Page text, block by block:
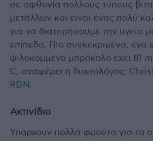
σε αφθονία πολλούς τύπους
μετάλλων και είναι ένας πολύ
για να διατηρήσουμε την υγεία
επίπεδα. Πιο συγκεκριμένα, ένα
ψιλοκομμένο μπρόκολο έχει 81
C, αναφέρει η διαιτολόγος,
RDN.
Ακτινίδιο
Υπάρχουν πολλά φρούτα για τα